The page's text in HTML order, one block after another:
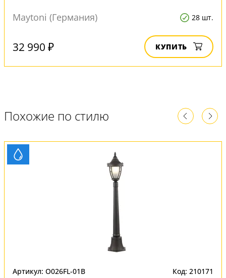
Maytoni (Германия) 28 шт.
32 990 ₽ КУПИТЬ
Похожие по стилю
Артикул: O026FL-01B Код: 210171